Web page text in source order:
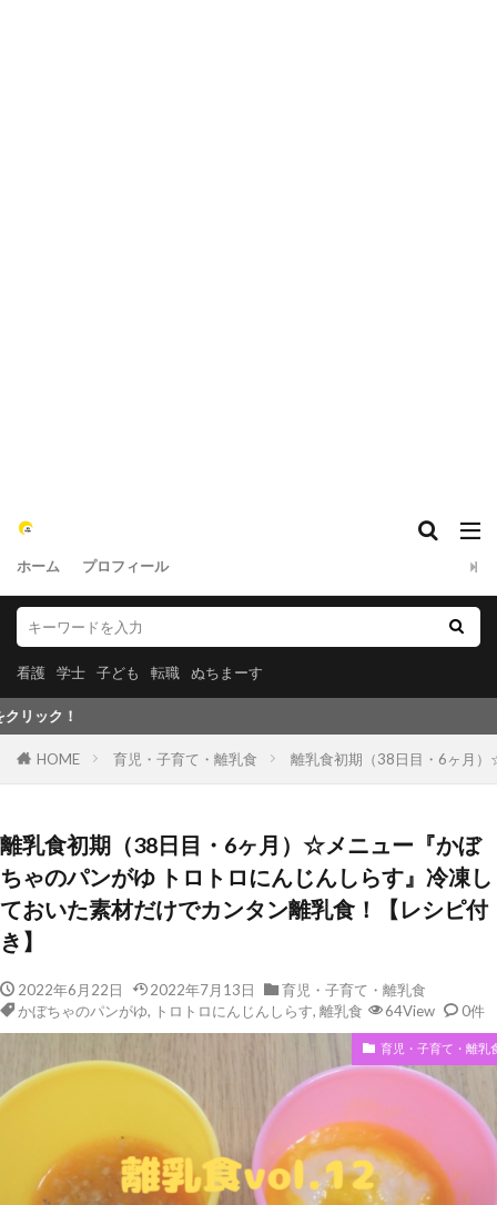
ホーム プロフィール
看護 学士 子ども 転職 ぬちまーす
HOME 育児・子育て・離乳食 離乳食初期（38日目・6ヶ月）
離乳食初期（38日目・6ヶ月）☆メニュー『かぼ
ちゃのパンがゆ トロトロにんじんしらす』冷凍し
ておいた素材だけでカンタン離乳食！【レシピ付
き】
2022年6月22日 2022年7月13日
育児・子育て・離乳食
かぼちゃのパンがゆ, トロトロにんじんしらす, 離乳食 64View 0件
育児・子育て・離乳